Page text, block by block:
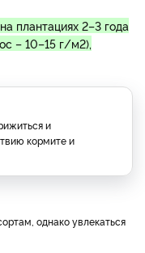
плантациях 2–3 года
– 10–15 г/м2),
и
кормите и